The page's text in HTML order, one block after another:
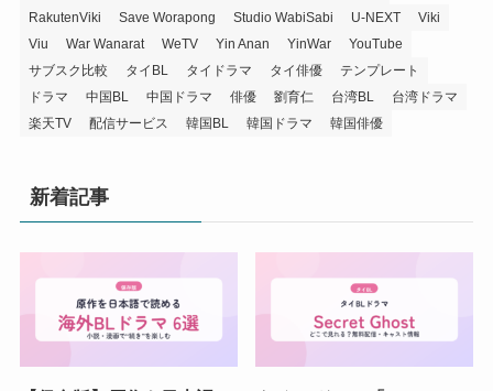
RakutenViki
Save Worapong Studio WabiSabi U-NEXT
Viki
Viu
War Wanarat WeTV Yin Anan YinWar
YouTube
サブスク比較
タイBL タイドラマ タイ俳優
テンプレート
ドラマ
中国BL 中国ドラマ 俳優 劉育仁 台湾BL
台湾ドラマ
楽天TV
配信サービス 韓国BL 韓国ドラマ 韓国俳優
新着記事